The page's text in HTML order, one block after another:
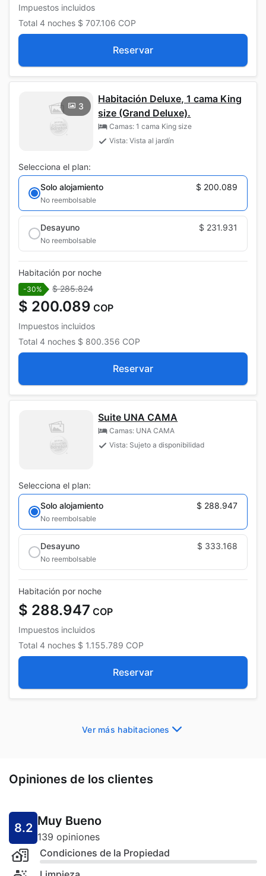
Impuestos incluidos
Total 4 noches $ 707.106 COP
Reservar
3
Habitación Deluxe, 1 cama King
size (Grand Deluxe).
Camas: 1 cama King size
Vista: Vista al jardín
Selecciona el plan:
Solo alojamiento
$ 200.089
No reembolsable
Desayuno $ 231.931
No reembolsable
Habitación por noche
-30% $ 285.824
$ 200.089 COP
Impuestos incluidos
Total 4 noches $ 800.356 COP
Reservar
Suite UNA CAMA
Camas: UNA CAMA
Vista: Sujeto a disponibilidad
Selecciona el plan:
Solo alojamiento
$ 288.947
No reembolsable
Desayuno $ 333.168
No reembolsable
Habitación por noche
$ 288.947 COP
Impuestos incluidos
Total 4 noches $ 1.155.789 COP
Reservar
Ver más habitaciones
Opiniones de los clientes
8.2 Muy Bueno
139 opiniones
Condiciones de la Propiedad